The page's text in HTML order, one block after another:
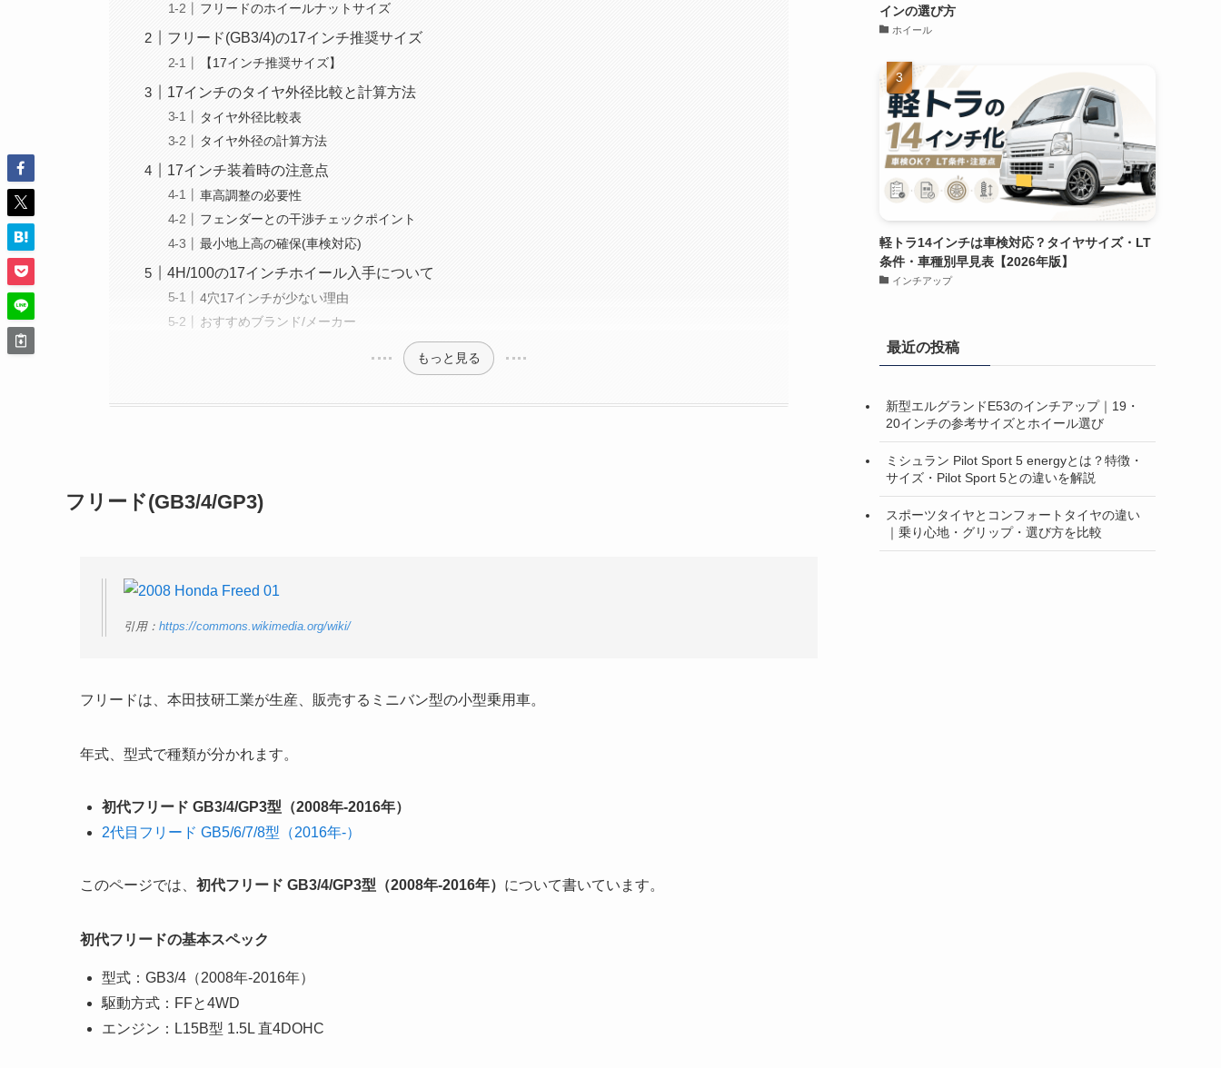
フリードのホイールナットサイズ
フリード(GB3/4)の17インチ推奨サイズ
【17インチ推奨サイズ】
17インチのタイヤ外径比較と計算方法
タイヤ外径比較表
タイヤ外径の計算方法
17インチ装着時の注意点
車高調整の必要性
フェンダーとの干渉チェックポイント
最小地上高の確保(車検対応)
4H/100の17インチホイール入手について
4穴17インチが少ない理由
おすすめブランド/メーカー
もっと見る
フリード(GB3/4/GP3)
引用： https://commons.wikimedia.org/wiki/
フリードは、本田技研工業が生産、販売するミニバン型の小型乗用車。
年式、型式で種類が分かれます。
初代フリード GB3/4/GP3型（2008年-2016年）
2代目フリード GB5/6/7/8型（2016年-）
このページでは、 初代フリード GB3/4/GP3型（2008年-2016年） について書いています。
初代フリードの基本スペック
型式：GB3/4（2008年-2016年）
駆動方式：FFと4WD
エンジン：L15B型 1.5L 直4DOHC
インの選び方
ホイール
軽トラ14インチは車検対応？タイヤサイズ・LT
条件・車種別早見表【2026年版】
インチアップ
最近の投稿
新型エルグランドE53のインチアップ｜19・
20インチの参考サイズとホイール選び
ミシュラン Pilot Sport 5 energyとは？特徴・
サイズ・Pilot Sport 5との違いを解説
スポーツタイヤとコンフォートタイヤの違い
｜乗り心地・グリップ・選び方を比較